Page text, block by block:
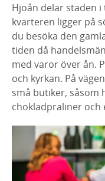
Hjoån delar staden i
kvarteren ligger på
du besöka den
tiden då
med varor över ån.
och kyrkan. På
små butiker, såsom
chokladpraliner och